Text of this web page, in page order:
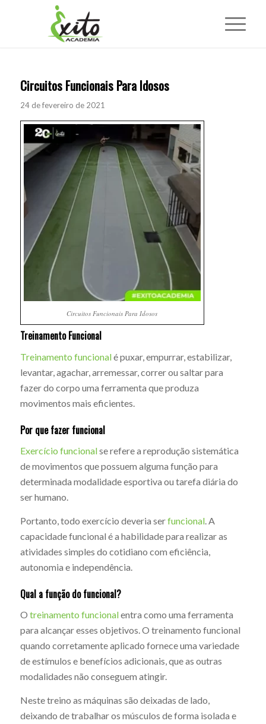
Circuitos Funcionais Para Idosos
24 de fevereiro de 2021
Circuitos Funcionais Para Idosos
Treinamento Funcional
Treinamento funcionalé puxar, empurrar, estabilizar,
levantar, agachar, arremessar, correr ou saltar para
fazer do corpo uma ferramenta que produza
movimentos mais eficientes.
Por que fazer funcional
Exercício funcionalse refere a reprodução sistemática
de movimentos que possuem alguma função para
determinada modalidade esportiva ou tarefa diária do
ser humano.
Portanto, todo exercício deveria serfuncional. A
capacidade funcional é a habilidade para realizar as
atividades simples do cotidiano com eficiência,
autonomia e independência.
Qual a função do funcional?
O treinamento funcionalentra como uma ferramenta
para alcançar esses objetivos. O treinamento funcional
quando corretamente aplicado fornece uma variedade
de estímulos e benefícios adicionais, que as outras
modalidades não conseguem atingir.
Neste treino as máquinas são deixadas de lado,
deixando de trabalhar os músculos de forma isolada e